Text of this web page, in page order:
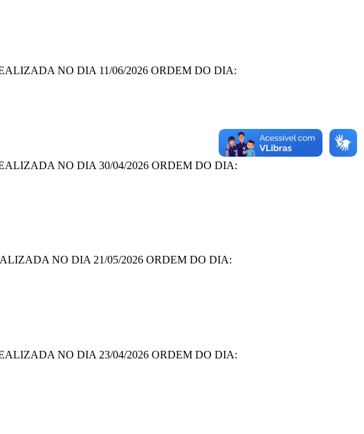
NO DIA 11/06/2026 ORDEM DO DIA:
NO DIA 30/04/2026 ORDEM DO DIA:
NO DIA 21/05/2026 ORDEM DO DIA:
NO DIA 23/04/2026 ORDEM DO DIA: